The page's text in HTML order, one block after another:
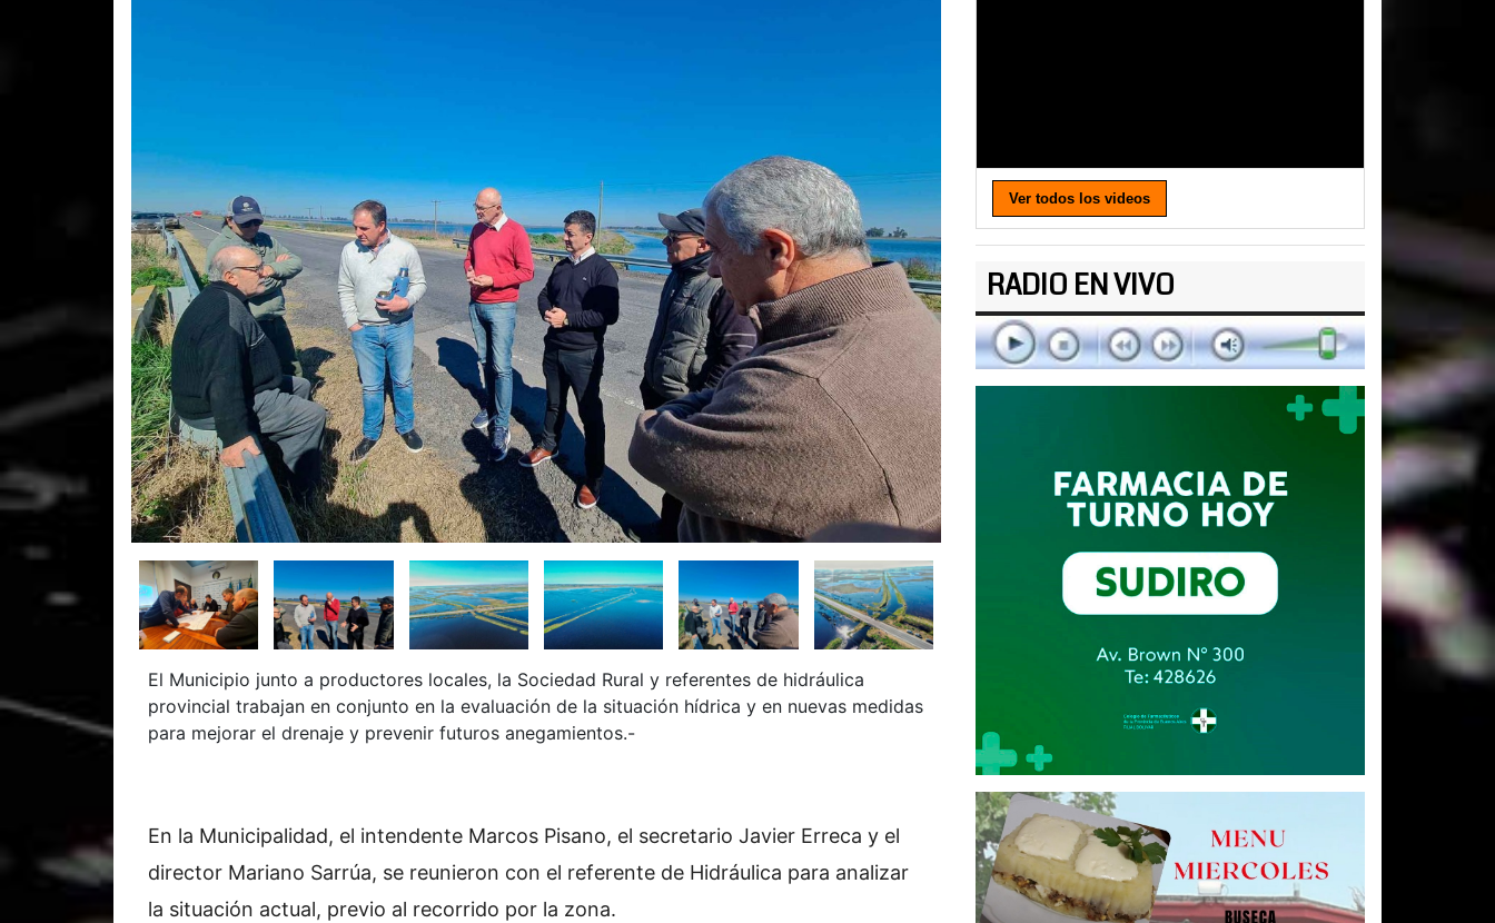
El Municipio junto a productores locales, la Sociedad Rural y referentes de hidráulica
provincial trabajan en conjunto en la evaluación de la situación hídrica y en nuevas medidas
para mejorar el drenaje y prevenir futuros anegamientos.-
En la Municipalidad, el intendente Marcos Pisano, el secretario Javier Erreca y el
director Mariano Sarrúa, se reunieron con el referente de Hidráulica para analizar
la situación actual, previo al recorrido por la zona.
Ver todos los videos
RADIO EN VIVO